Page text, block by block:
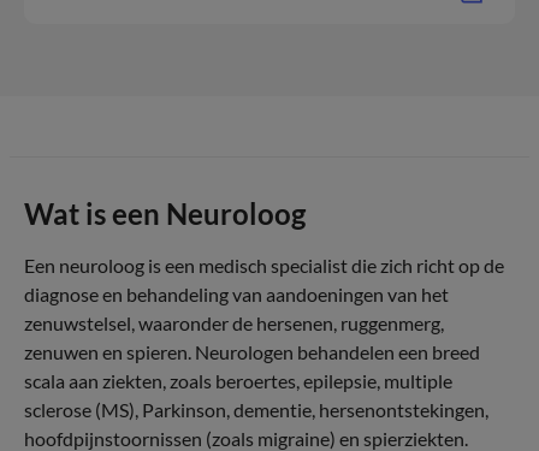
Wat is een Neuroloog
Een neuroloog is een medisch specialist die zich richt op de
diagnose en behandeling van aandoeningen van het
zenuwstelsel, waaronder de hersenen, ruggenmerg,
zenuwen en spieren. Neurologen behandelen een breed
scala aan ziekten, zoals beroertes, epilepsie, multiple
sclerose (MS), Parkinson, dementie, hersenontstekingen,
hoofdpijnstoornissen (zoals migraine) en spierziekten.